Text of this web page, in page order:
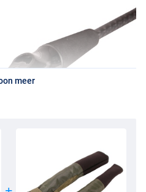
meer